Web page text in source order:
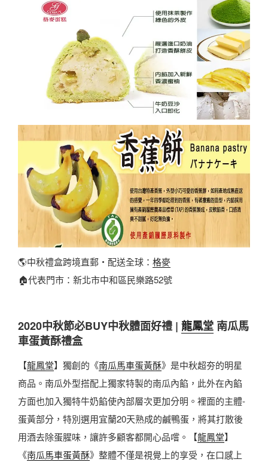
🌎中秋禮盒跨境直郵・配送全球： 格麥
🏠代表門市：新北市中和區民樂路52號
2020中秋節必BUY中秋體面好禮 | 龍鳳堂 南瓜馬
車蛋黃酥禮盒
【龍鳳堂】獨創的《南瓜馬車蛋黃酥》是中秋超夯的明星
商品。南瓜外型搭配上獨家特製的南瓜內餡，此外在內餡
方面也加入獨特牛奶餡使內部層次更加分明。裡面的主體-
蛋黃部分，特別選用宜蘭20天熟成的鹹鴨蛋，將其打散後
用酒去除蛋腥味，讓許多顧客都開心品嚐。【龍鳳堂】
《南瓜馬車蛋黃酥》整體不僅是視覺上的享受，在口感上